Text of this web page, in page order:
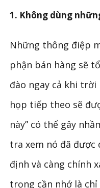
1. Không dùng
Những thông điệp
phận bán hàng sẽ
đào ngay cả khi trời
họp tiếp theo sẽ
này” có thể gây
tra xem nó đã được
định và càng chính
trọng cần nhớ là